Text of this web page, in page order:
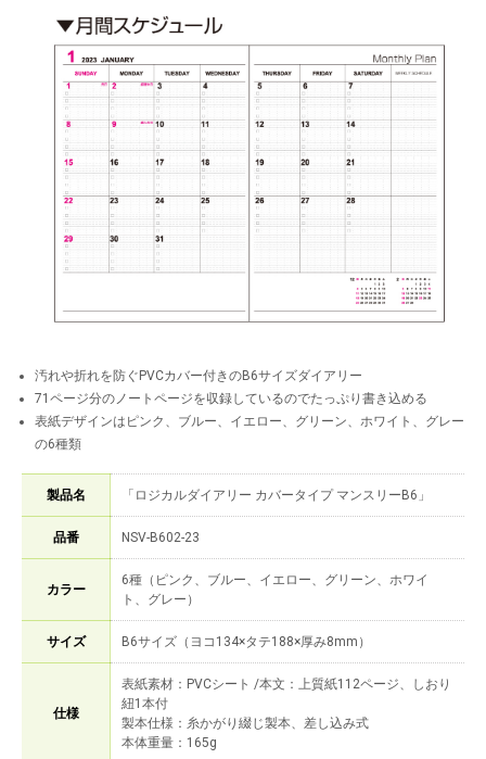
汚れや折れを防ぐPVCカバー付きのB6サイズダイアリー
71ページ分のノートページを収録しているのでたっぷり書き込める
表紙デザインはピンク、ブルー、イエロー、グリーン、ホワイト、グレー
の6種類
製品名 「ロジカルダイアリー カバータイプ マンスリーB6」
品番 NSV-B602-23
カラー
6種（ピンク、ブルー、イエロー、グリーン、ホワイ
ト、グレー）
サイズ B6サイズ（ヨコ134×タテ188×厚み8mm）
仕様
表紙素材：PVCシート /本文：上質紙112ページ、しおり
紐1本付
製本仕様：糸かがり綴じ製本、差し込み式
本体重量：165g